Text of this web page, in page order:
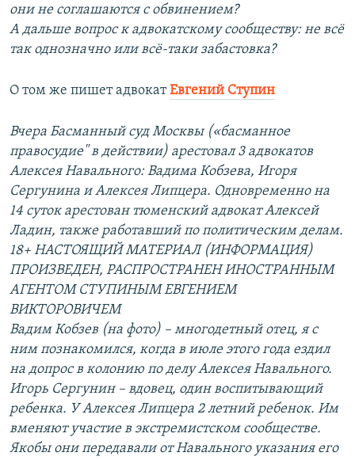
они не соглашаются с обвинением?
А дальше вопрос к адвокатскому сообществу: не всё
так однозначно или всё-таки забастовка?
О том же пишет адвокатЕвгений Ступин
Вчера Басманный суд Москвы («басманное
правосудие" в действии) арестовал 3 адвокатов
Алексея Навального: Вадима Кобзева, Игоря
Сергунина и Алексея Липцера. Одновременно на
14 суток арестован тюменский адвокат Алексей
Ладин, также работавший по политическим делам.
18+ НАСТОЯЩИЙ МАТЕРИАЛ (ИНФОРМАЦИЯ)
ПРОИЗВЕДЕН, РАСПРОСТРАНЕН ИНОСТРАННЫМ
АГЕНТОМ СТУПИНЫМ ЕВГЕНИЕМ
ВИКТОРОВИЧЕМ
Вадим Кобзев (на фото) – многодетный отец, я с
ним познакомился, когда в июле этого года ездил
на допрос в колонию по делу Алексея Навального.
Игорь Сергунин – вдовец, один воспитывающий
ребенка. У Алексея Липцера 2 летний ребенок. Им
вменяют участие в экстремистском сообществе.
Якобы они передавали от Навального указания его